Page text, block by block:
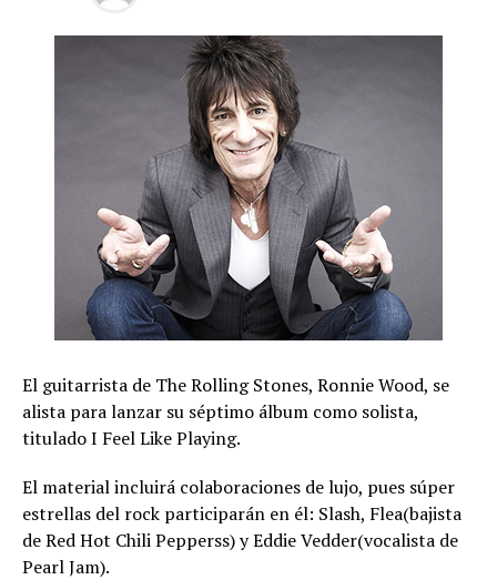
El guitarrista de The Rolling Stones, Ronnie Wood, se
alista para lanzar su séptimo álbum como solista,
titulado I Feel Like Playing.
El material incluirá colaboraciones de lujo, pues súper
estrellas del rock participarán en él: Slash, Flea(bajista
de Red Hot Chili Pepperss) y Eddie Vedder(vocalista de
Pearl Jam).